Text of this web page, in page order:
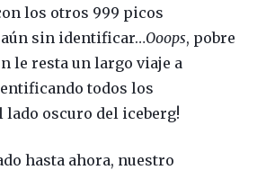
los otros 999 picos
sin identificar…Ooops, pobre
le resta un largo viaje a
todos los
lado oscuro del iceberg!
hasta ahora, nuestro